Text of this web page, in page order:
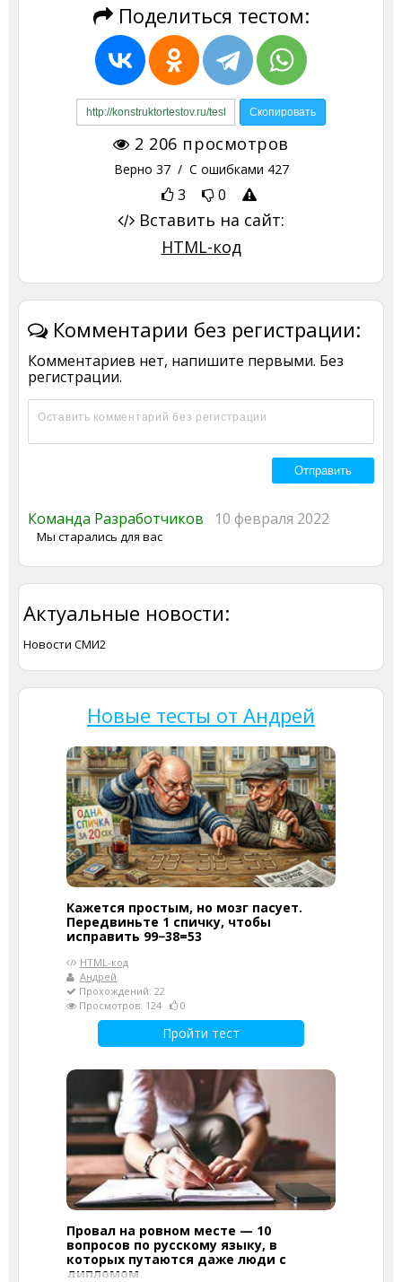
Поделиться тестом:
2 206 просмотров
Верно 37/ С ошибками 427
3 0
Вставить на сайт:
HTML-код
Комментарии без регистрации:
Комментариев нет, напишите первыми. Без
регистрации.
Команда Разработчиков 10 февраля 2022
Мы старались для вас
Актуальные новости:
Новости СМИ2
Новые тесты от Андрей
Кажется простым, но мозг пасует.
Передвиньте 1 спичку, чтобы
исправить 99−38=53
HTML-код
Андрей
Прохождений: 22
Просмотров: 124
0
Пройти тест
Провал на ровном месте — 10
вопросов по русскому языку, в
которых путаются даже люди с
дипломом